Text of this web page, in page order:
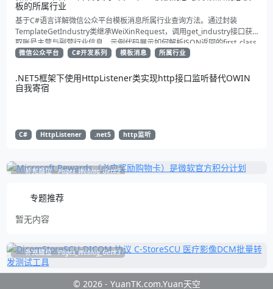
板的所属行业
基于C#语言详解微信公众平台模板消息所属行业查询方法。通过封装
TemplateGetIndustry类继承WeiXinRequest，调用get_industry接口获
取账号主营与副营行业信息。示例代码展示如何解析JSON返回的first_class
与second_class数据，为开发者提供合规通知场景开发支持
微信公众平台 C#开发系列 模板消息 所属行业
.NET5框架下使用HttpListener类实现http接口监听替代OWIN
自我寄宿
C# HttpListener .net5 http监听
补充展位 Pages_Weblog_Get#2
专题推荐
暂无内容
补充展位 Pages_Weblog_Get#3
© 2026 - YuanTK.com.Yuan天空